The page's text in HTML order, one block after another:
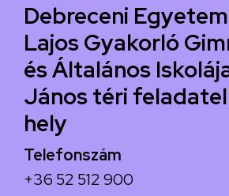
Debreceni
Lajos Gyakorló
és Általános
János téri
hely
Telefonszám
+36 52 512 900